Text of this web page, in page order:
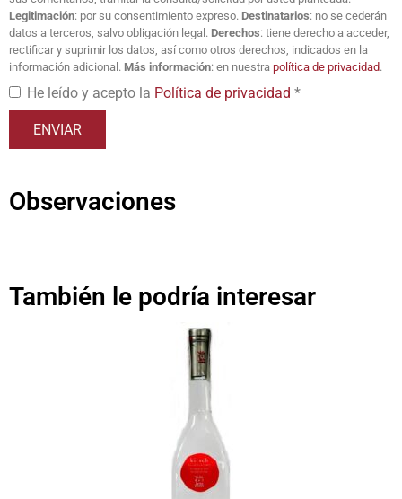
Legitimación: por su consentimiento expreso. Destinatarios: no se cederán
datos a terceros, salvo obligación legal. Derechos: tiene derecho a acceder,
rectificar y suprimir los datos, así como otros derechos, indicados en la
información adicional. Más información: en nuestra política de privacidad.
He leído y acepto la Política de privacidad *
Observaciones
También le podría interesar